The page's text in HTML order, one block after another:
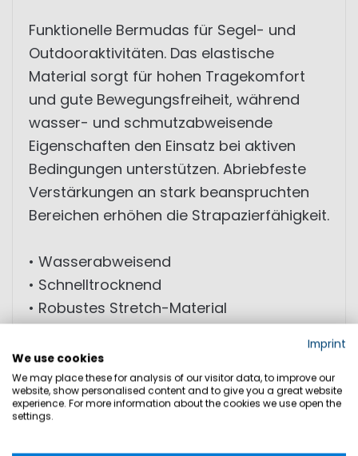
Funktionelle Bermudas für Segel- und
Outdooraktivitäten. Das elastische
Material sorgt für hohen Tragekomfort
und gute Bewegungsfreiheit, während
wasser- und schmutzabweisende
Eigenschaften den Einsatz bei aktiven
Bedingungen unterstützen. Abriebfeste
Verstärkungen an stark beanspruchten
Bereichen erhöhen die Strapazierfähigkeit.
• Wasserabweisend
• Schnelltrocknend
• Robustes Stretch-Material
• Abriebfeste Verstärkungen an Gesäß
und Knie
• Tasche mit wasserdichtem
Reißverschluss
Imprint
We use cookies
We may place these for analysis of our visitor data, to improve our
website, show personalised content and to give you a great website
experience. For more information about the cookies we use open the
settings.